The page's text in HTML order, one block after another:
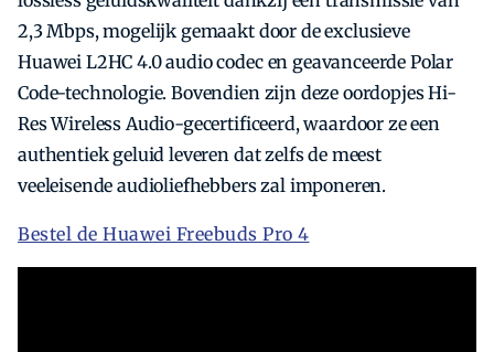
2,3 Mbps, mogelijk gemaakt door de exclusieve
Huawei L2HC 4.0 audio codec en geavanceerde Polar
Code-technologie. Bovendien zijn deze oordopjes Hi-
Res Wireless Audio-gecertificeerd, waardoor ze een
authentiek geluid leveren dat zelfs de meest
veeleisende audioliefhebbers zal imponeren.
Bestel de Huawei Freebuds Pro 4